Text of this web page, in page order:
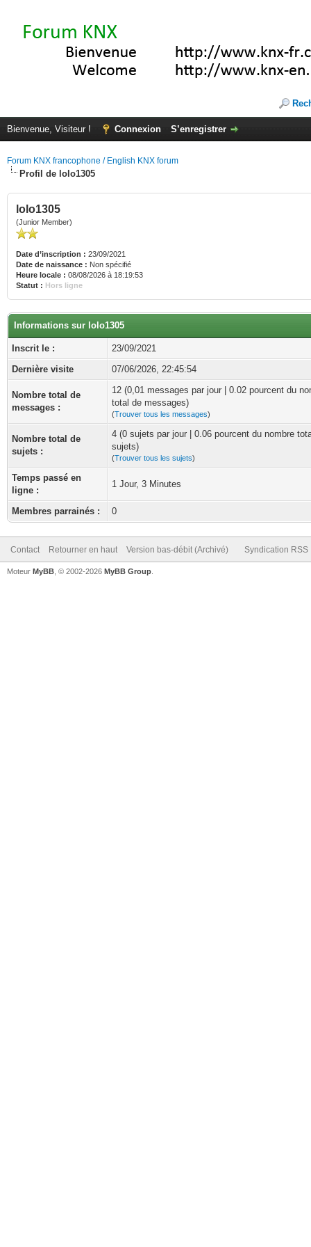
Bienvenue, Visiteur ! Connexion S’enregistrer
Forum KNX francophone / English KNX forum
Profil de lolo1305
lolo1305
(Junior Member)
Date d’inscription : 23/09/2021
Date de naissance : Non spécifié
Heure locale : 08/08/2026 à 18:19:53
Statut : Hors ligne
Informations sur lolo1305
Inscrit le :
23/09/2021
Dernière visite
07/06/2026, 22:45:54
Nombre total de
messages :
12 (0,01 messages par jour | 0.02 pourcent du
total de messages)
(Trouver tous les messages)
Nombre total de
sujets :
4 (0 sujets par jour | 0.06 pourcent du nombre
sujets)
(Trouver tous les sujets)
Temps passé en
ligne :
1 Jour, 3 Minutes
Membres parrainés : 0
Contact Retourner en haut Version bas-débit (Archivé) Syndication RSS
Moteur MyBB , © 2002-2026 MyBB Group